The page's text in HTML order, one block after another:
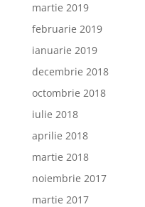
martie 2019
februarie 2019
ianuarie 2019
decembrie 2018
octombrie 2018
iulie 2018
aprilie 2018
martie 2018
noiembrie 2017
martie 2017